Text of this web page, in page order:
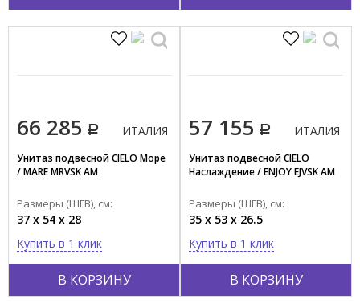
Тип функций
Безободковый
Экономия воды
Торнадо смыв
66 285
В КОРЗИНУ
ИТАЛИЯ
Унитаз подвесной CIELO Море
/ MARE MRVSK AM
Размеры (ШГВ), см:
37 x 54 x 28
Купить в 1 клик
57 155
В КОРЗИНУ
ИТАЛИЯ
Унитаз подвесной CIELO
Наслаждение / ENJOY EJVSK AM
Размеры (ШГВ), см:
35 x 53 x 26.5
Купить в 1 клик